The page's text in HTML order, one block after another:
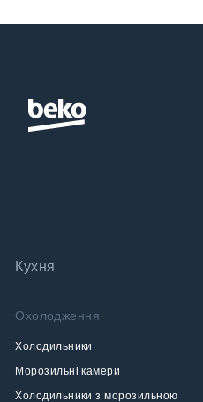
Кухня
Охолодження
Холодильники
Морозильні камери
Холодильники з морозильною